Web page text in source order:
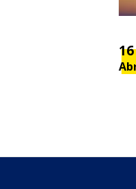
16